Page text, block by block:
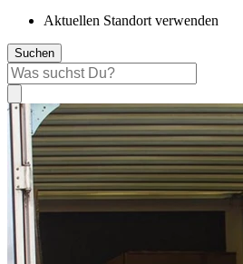
Aktuellen Standort verwenden
Suchen